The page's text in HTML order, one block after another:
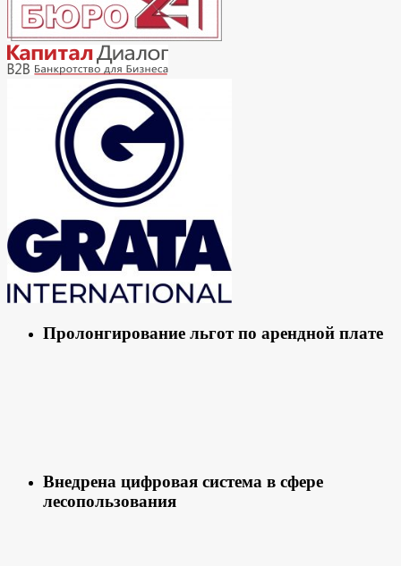
Пролонгирование льгот по арендной плате
Внедрена цифровая система в сфере
лесопользования